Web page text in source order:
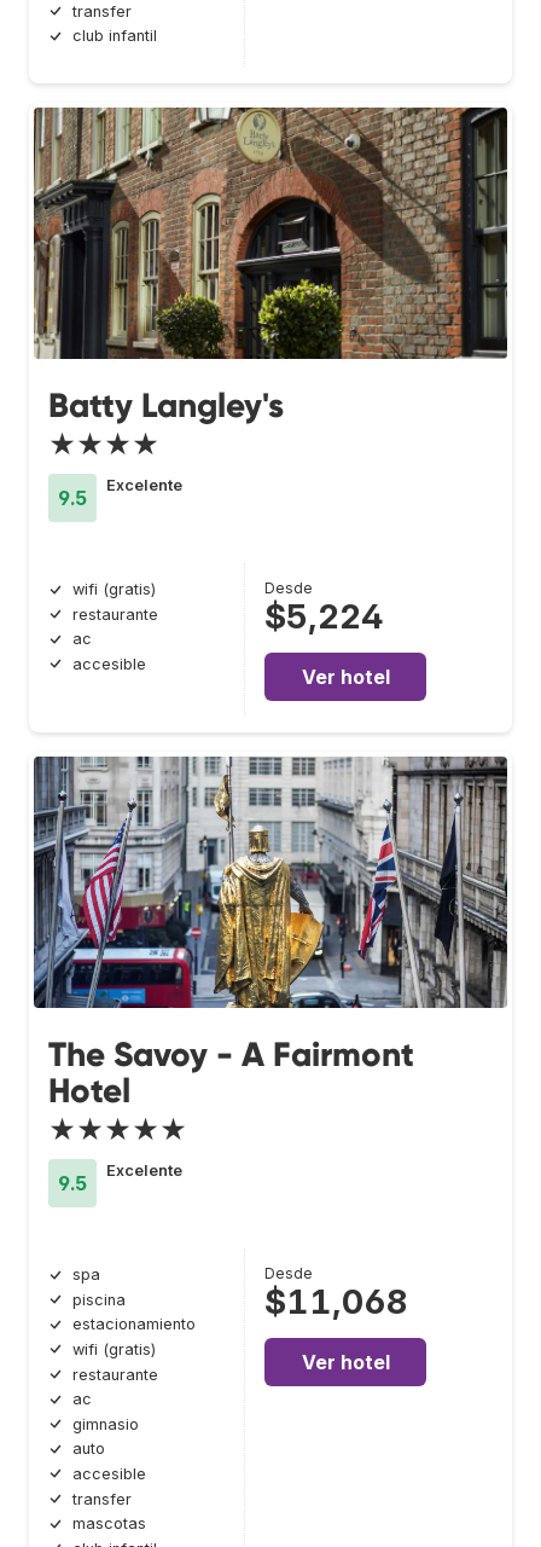
transfer
club infantil
Batty Langley's
★★★★
9.5
Excelente
wifi (gratis)
restaurante
ac
accesible
Desde
$5,224
Ver hotel
The Savoy - A Fairmont
Hotel
★★★★★
9.5
Excelente
spa
piscina
estacionamiento
wifi (gratis)
restaurante
ac
gimnasio
auto
accesible
transfer
mascotas
Desde
$11,068
Ver hotel